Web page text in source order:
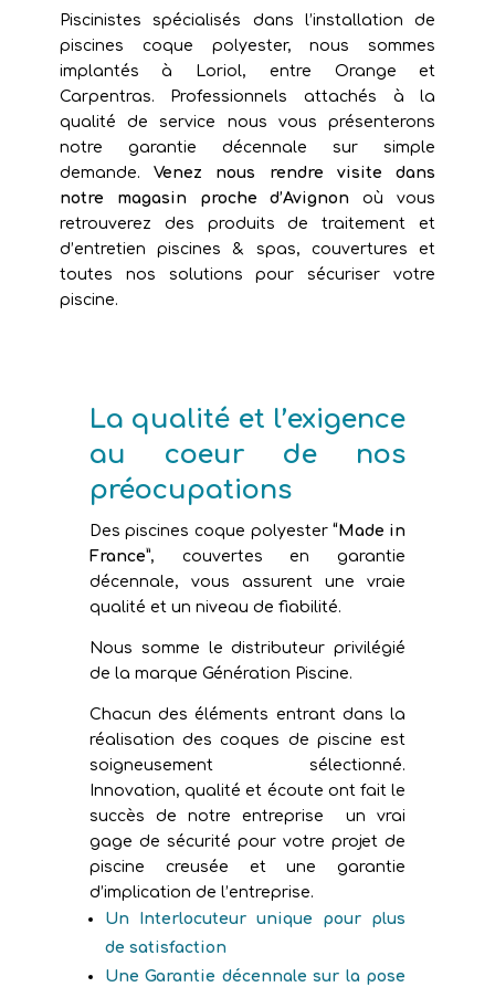
Piscinistes spécialisés dans l’installation de
piscines coque polyester, nous sommes
implantés à Loriol, entre Orange et
Carpentras. Professionnels attachés à la
qualité de service nous vous présenterons
notre garantie décennale sur simple
demande.Venez nous rendre visite dans
notre magasin proche d’Avignonoù vous
retrouverez des produits de traitement et
d’entretien piscines & spas, couvertures et
toutes nos solutions pour sécuriser votre
piscine.
La qualité et l’exigence
au coeur de nos
préocupations
Des piscines coque polyester“Made in
France”, couvertes en garantie
décennale, vous assurent une vraie
qualité et un niveau de fiabilité.
Nous somme le distributeur privilégié
de la marque Génération Piscine.
Chacun des éléments entrant dans la
réalisation des coques de piscine est
soigneusement sélectionné.
Innovation, qualité et écoute ont fait le
succès de notre entreprise un vrai
gage de sécurité pour votre projet de
piscine creusée et une garantie
d’implication de l’entreprise.
Un Interlocuteur unique pour plus
de satisfaction
Une Garantie décennale sur la pose